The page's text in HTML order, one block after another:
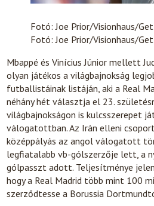
Fotó: Joe Prior/Visionhaus/
Fotó: Joe Prior/Visionhaus/
Mbappé és Vinícius Júnior mellett
olyan játékos a világbajnokság
futballistáinak listáján, aki a Real
néhány hét választja el 23.
világbajnokságon is kulcsszerepet
válogatottban. Az Irán elleni
középpályás az angol válogatott
legfiatalabb vb-gólszerzője lett, a
gólpasszt adott. Teljesítménye
hogy a Real Madrid több mint 100
szerződtesse a Borussia